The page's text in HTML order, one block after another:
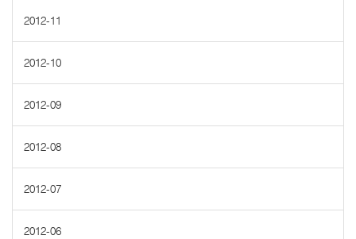
2012-11
2012-10
2012-09
2012-08
2012-07
2012-06